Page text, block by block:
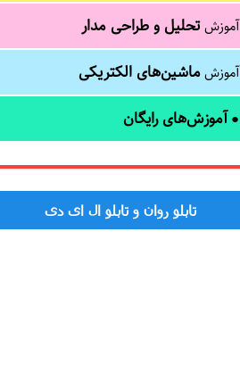
آموزشتحلیل و طراحی مدار
آموزشماشین‌های الکتریکی
●آموزش‌های رایگان
تابلو روان و تابلو ال ای دی